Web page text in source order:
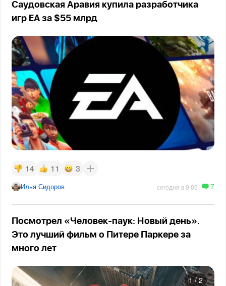
Саудовская Аравия купила разработчика
игр EA за $55 млрд
14 11 3
Илья Сидоров сегодня в 9:05 7
Посмотрел «Человек-паук: Новый день».
Это лучший фильм о Питере Паркере за
много лет
1 / 2